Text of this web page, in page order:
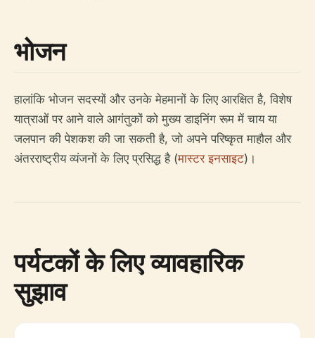
भोजन
हालांकि भोजन सदस्यों और उनके मेहमानों के लिए आरक्षित है, विशेष
यात्राओं पर आने वाले आगंतुकों को मुख्य डाइनिंग रूम में चाय या
जलपान की पेशकश की जा सकती है, जो अपने परिष्कृत माहौल और
अंतरराष्ट्रीय व्यंजनों के लिए प्रसिद्ध है (मास्टर इनसाइट)।
पर्यटकों के लिए व्यावहारिक
सुझाव